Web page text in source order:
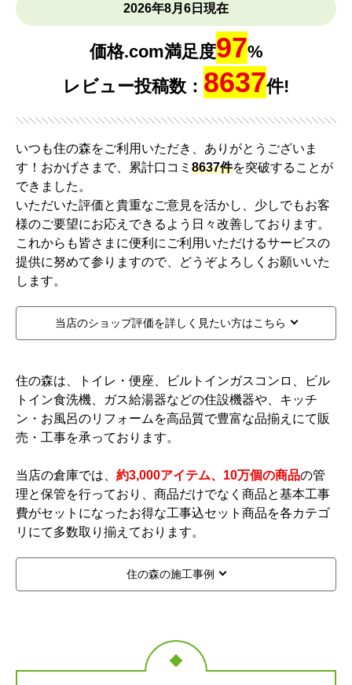
2026年8月6日現在
価格.com満足度97%
レビュー投稿数： 8637件!
いつも住の森をご利用いただき、ありがとうございま
す！おかげさまで、累計口コミ 8637件を突破することが
できました。
いただいた評価と貴重なご意見を活かし、少しでもお客
様のご要望にお応えできるよう日々改善しております。
これからも皆さまに便利にご利用いただけるサービスの
提供に努めて参りますので、どうぞよろしくお願いいた
します。
当店のショップ評価を詳しく見たい方はこちら
住の森は、トイレ・便座、ビルトインガスコンロ、ビル
トイン食洗機、ガス給湯器などの住設機器や、キッチ
ン・お風呂のリフォームを高品質で豊富な品揃えにて販
売・工事を承っております。
当店の倉庫では、 約3,000アイテム、10万個の商品の管
理と保管を行っており、商品だけでなく商品と基本工事
費がセットになったお得な工事込セット商品を各カテゴ
リにて多数取り揃えております。
住の森の施工事例